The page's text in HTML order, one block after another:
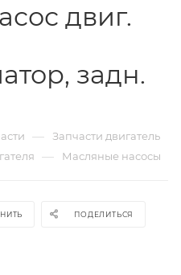
двиг.
задн.
— Запчасти двигатель
— Масляные насосы
ПОДЕЛИТЬСЯ